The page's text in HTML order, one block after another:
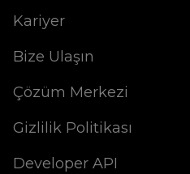
Kariyer
Bize Ulaşın
Çözüm Merkezi
Gizlilik Politikası
Developer API